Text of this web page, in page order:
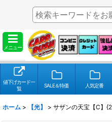
メニュー
値下げカード一
覧
SALE＆特価 人気定番
ホーム > 【光】 > サザンの天宝【C】